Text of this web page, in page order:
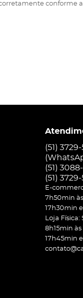
conforme
(51)
(51)
(51) 3729-
E-
7h50min
17h30min
Loja
8h15min às
17h45min